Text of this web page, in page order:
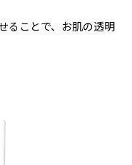
ることで、お肌の透明